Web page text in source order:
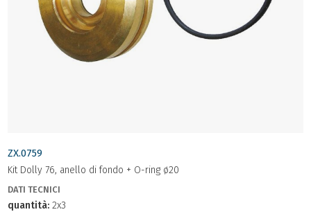
ZX.0759
Kit Dolly 76, anello di fondo + O-ring ø20
DATI TECNICI
quantità: 2x3